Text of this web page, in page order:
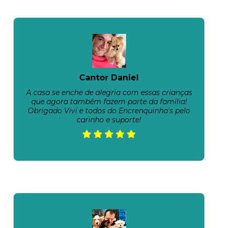
Cantor Daniel
A casa se enche de alegria com essas crianças
que agora também fazem parte da família!
Obrigado Vivi e todos do Encrenquinha's pelo
carinho e suporte!